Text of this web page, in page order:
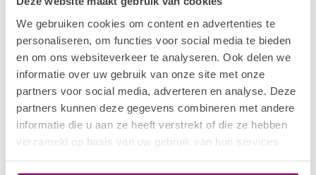
We gebruiken cookies om content en advertenties te
personaliseren, om functies voor social media te bieden
en om ons websiteverkeer te analyseren. Ook delen we
informatie over uw gebruik van onze site met onze
partners voor social media, adverteren en analyse. Deze
partners kunnen deze gegevens combineren met andere
informatie die u aan ze heeft verstrekt of die ze hebben
verzameld op basis van uw gebruik van hun services.
Related products
I.AM NAIL SYSTEMS
Fiber Gel - Translucent
Pink
In stock
€24,14
€19,31
I.AM NAIL SYSTEMS
Acrygel - Milky
€26,02
€20,82